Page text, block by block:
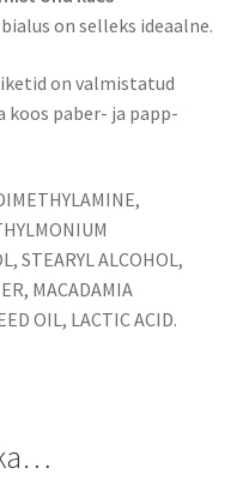
on selleks ideaalne.
on valmistatud
koos paber- ja papp-
STEARYL ALCOHOL,
MACADAMIA
OIL, LACTIC ACID.